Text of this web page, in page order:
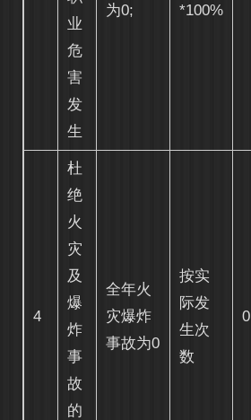
业
危
害
发
生
为0;
*100%
4
杜
绝
火
灾
及
爆
炸
事
故
的
全年火
灾爆炸
事故为0
按实
际发
生次
数
0